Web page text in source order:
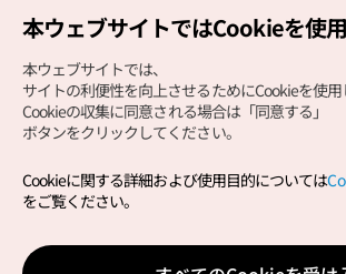
Copyright (c) Korea Tourism Organization All
サイトエラー報告公式メール
japanese@knto.or.kr
本ウェブサイトではCookieを使用
本ウェブサイトでは、
サイトの利便性を向上させるためにCookieを使用
Cookieの収集に同意される場合は「同意する」
ボタンをクリックしてください。
Cookieに関する詳細および使用目的については
をご覧ください。